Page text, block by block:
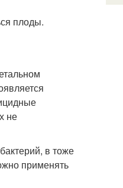
плоды.
не
в тоже
применять